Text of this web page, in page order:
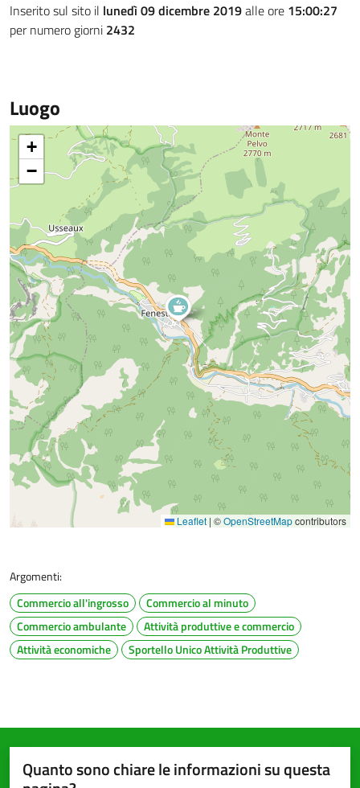
Inserito sul sito il lunedì 09 dicembre 2019alle ore 15:00:27
per numero giorni 2432
Luogo
+
−
Leaflet | ©OpenStreetMapcontributors
Argomenti:
Commercio all'ingrosso
Commercio al minuto
Commercio ambulante
Attività produttive e commercio
Attività economiche
Sportello Unico Attività Produttive
Quanto sono chiare le informazioni su questa